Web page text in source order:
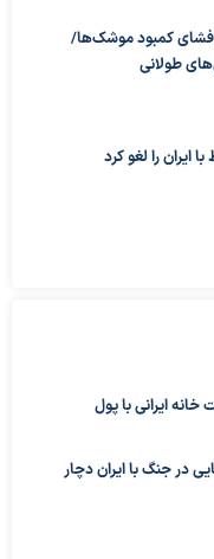
کمبود موشک‌ها/
طولانی
ایران را لغو کرد
ایرانی با پول
نظامی آمریکایی در جنگ با ایران دچار